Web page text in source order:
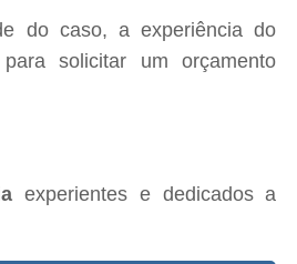
do caso, a experiência do
solicitar um orçamento
experientes e dedicados a